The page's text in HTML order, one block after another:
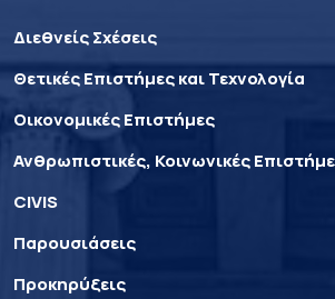
Διεθνείς Σχέσεις
Θετικές Επιστήμες και Τεχνολογία
Οικονομικές Επιστήμες
Ανθρωπιστικές, Κοινωνικές
CIVIS
Παρουσιάσεις
Προκηρύξεις